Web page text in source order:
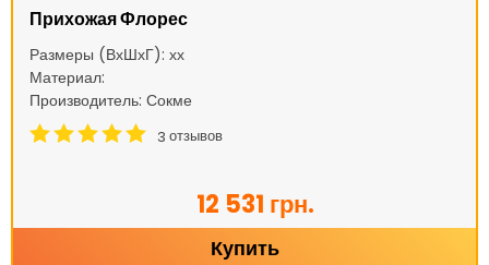
Прихожая Флорес
Размеры (ВхШхГ): хх
Материал:
Производитель: Сокме
3 отзывов
12 531 грн.
Купить